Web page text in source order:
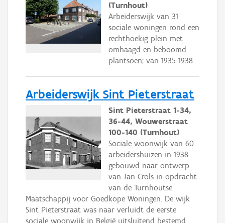
(Turnhout)
Arbeiderswijk van 31
sociale woningen rond een
rechthoekig plein met
omhaagd en beboomd
plantsoen; van 1935-1938.
Arbeiderswijk Sint Pieterstraat
Sint Pieterstraat 1-34,
36-44, Wouwerstraat
100-140 (Turnhout)
Sociale woonwijk van 60
arbeidershuizen in 1938
gebouwd naar ontwerp
van Jan Crols in opdracht
van de Turnhoutse
Maatschappij voor Goedkope Woningen. De wijk
Sint Pieterstraat was naar verluidt de eerste
sociale woonwijk in België uitsluitend bestemd